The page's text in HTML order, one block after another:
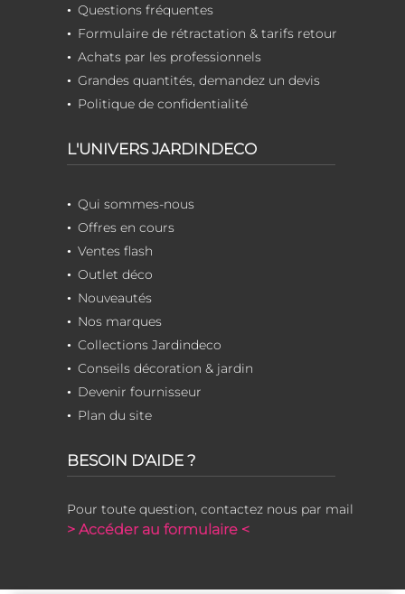
Questions fréquentes
Formulaire de rétractation & tarifs retour
Achats par les professionnels
Grandes quantités, demandez un devis
Politique de confidentialité
L'UNIVERS JARDINDECO
Qui sommes-nous
Offres en cours
Ventes flash
Outlet déco
Nouveautés
Nos marques
Collections Jardindeco
Conseils décoration & jardin
Devenir fournisseur
Plan du site
BESOIN D'AIDE ?
Pour toute question, contactez nous par mail
> Accéder au formulaire <